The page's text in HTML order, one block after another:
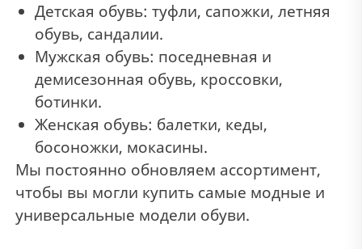
Детская обувь: туфли, сапожки, летняя
обувь, сандалии.
Мужская обувь: поседневная и
демисезонная обувь, кроссовки,
ботинки.
Женская обувь: балетки, кеды,
босоножки, мокасины.
Мы постоянно обновляем ассортимент,
чтобы вы могли купить самые модные и
универсальные модели обуви.